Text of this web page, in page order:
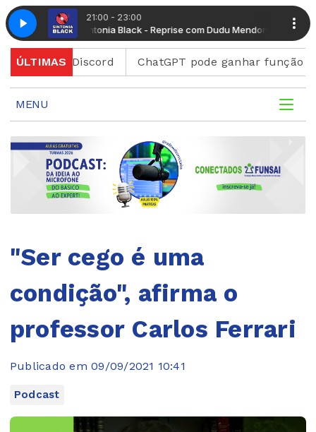
21:00 - 23:00
MendonçaSintonia Black - Reprise com Dudu Mendonça
ÚLTIMAS
Discord ChatGPT pode ganhar função para
MENU
"Ser cego é uma
condição", afirma o
professor Carlos Ferrari
Publicado em 09/09/2021 10:41
Podcast